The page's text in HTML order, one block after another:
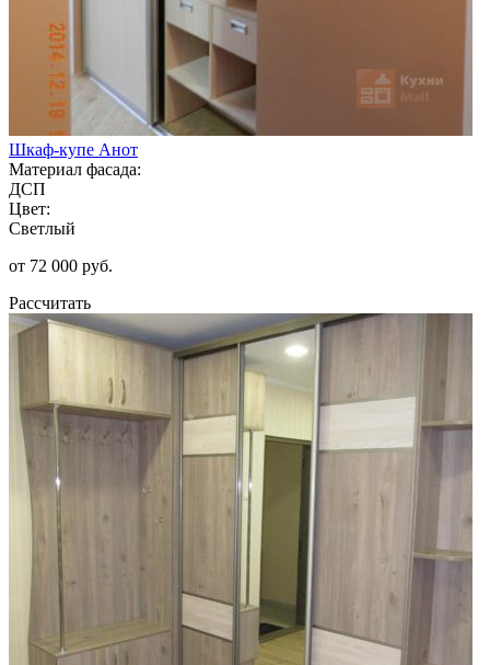
Шкаф-купе Анот
Материал фасада:
ДСП
Цвет:
Светлый
от 72 000 руб.
Рассчитать